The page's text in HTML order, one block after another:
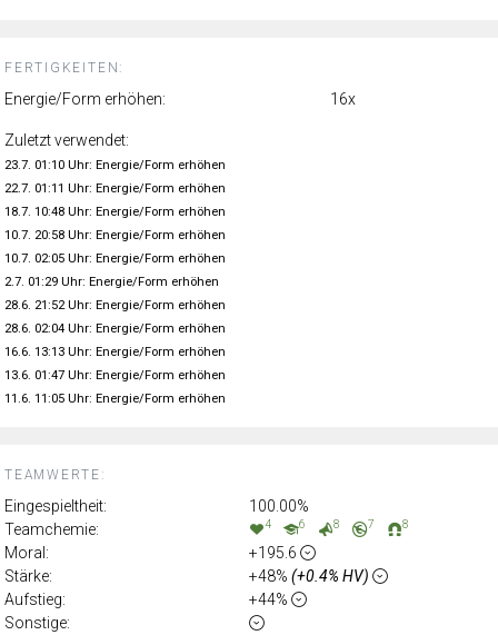
TEAMWERTE:
Eingespieltheit:
100.00%
Teamchemie:
4 6 8 7 8
Moral:
+195.6
Stärke:
+48% (+0.4% HV)
Aufstieg:
+44%
Sonstige:
FERTIGKEITEN:
Energie/Form erhöhen: 16x
Zuletzt verwendet:
23.7. 01:10 Uhr: Energie/Form erhöhen
22.7. 01:11 Uhr: Energie/Form erhöhen
18.7. 10:48 Uhr: Energie/Form erhöhen
10.7. 20:58 Uhr: Energie/Form erhöhen
10.7. 02:05 Uhr: Energie/Form erhöhen
2.7. 01:29 Uhr: Energie/Form erhöhen
28.6. 21:52 Uhr: Energie/Form erhöhen
28.6. 02:04 Uhr: Energie/Form erhöhen
16.6. 13:13 Uhr: Energie/Form erhöhen
13.6. 01:47 Uhr: Energie/Form erhöhen
11.6. 11:05 Uhr: Energie/Form erhöhen